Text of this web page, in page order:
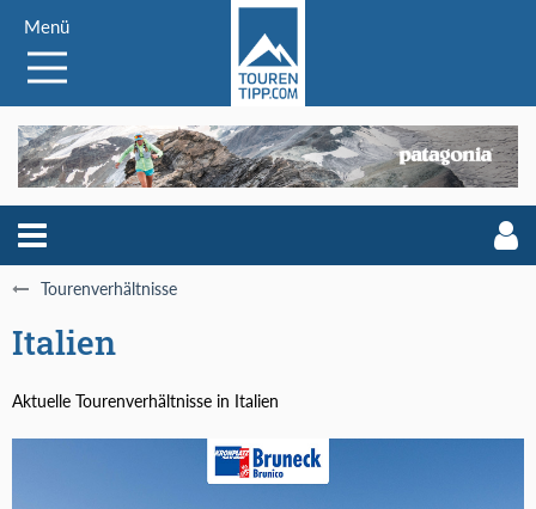
Menü
Tourenverhältnisse
Italien
Aktuelle Tourenverhältnisse in Italien